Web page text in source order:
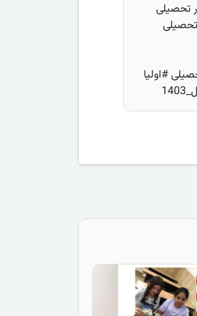
تحصیلی
#اولیا